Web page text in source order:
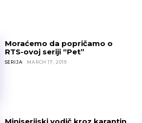
Moraćemo da popričamo o
RTS-ovoj seriji “Pet”
SERIJA MARCH 17, 2019